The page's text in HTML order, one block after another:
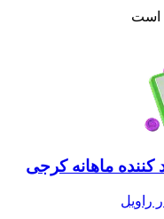
است
کننده ماهانه کرجی
راویل